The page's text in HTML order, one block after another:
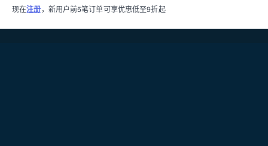
现在注册 ，新用户前5笔订单可享优惠低至9折起